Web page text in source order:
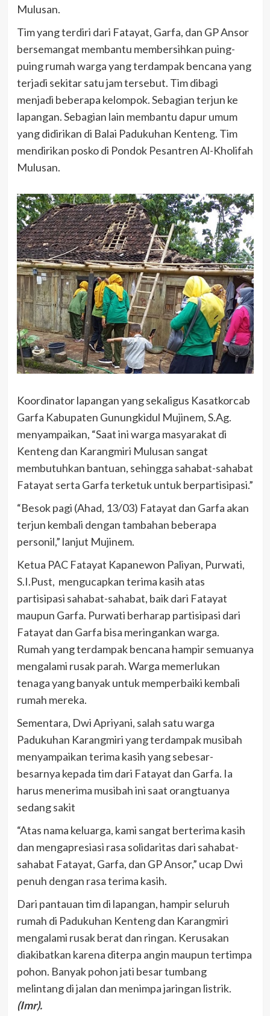
Mulusan.
Tim yang terdiri dari Fatayat, Garfa, dan GP Ansor
bersemangat membantu membersihkan puing-
puing rumah warga yang terdampak bencana yang
terjadi sekitar satu jam tersebut. Tim dibagi
menjadi beberapa kelompok. Sebagian terjun ke
lapangan. Sebagian lain membantu dapur umum
yang didirikan di Balai Padukuhan Kenteng. Tim
mendirikan posko di Pondok Pesantren Al-Kholifah
Mulusan.
Koordinator lapangan yang sekaligus Kasatkorcab
Garfa Kabupaten Gunungkidul Mujinem, S.Ag.
menyampaikan, “Saat ini warga masyarakat di
Kenteng dan Karangmiri Mulusan sangat
membutuhkan bantuan, sehingga sahabat-sahabat
Fatayat serta Garfa terketuk untuk berpartisipasi.”
“Besok pagi (Ahad, 13/03) Fatayat dan Garfa akan
terjun kembali dengan tambahan beberapa
personil,” lanjut Mujinem.
Ketua PAC Fatayat Kapanewon Paliyan, Purwati,
S.I.Pust, mengucapkan terima kasih atas
partisipasi sahabat-sahabat, baik dari Fatayat
maupun Garfa. Purwati berharap partisipasi dari
Fatayat dan Garfa bisa meringankan warga.
Rumah yang terdampak bencana hampir semuanya
mengalami rusak parah. Warga memerlukan
tenaga yang banyak untuk memperbaiki kembali
rumah mereka.
Sementara, Dwi Apriyani, salah satu warga
Padukuhan Karangmiri yang terdampak musibah
menyampaikan terima kasih yang sebesar-
besarnya kepada tim dari Fatayat dan Garfa. Ia
harus menerima musibah ini saat orangtuanya
sedang sakit
“Atas nama keluarga, kami sangat berterima kasih
dan mengapresiasi rasa solidaritas dari sahabat-
sahabat Fatayat, Garfa, dan GP Ansor,” ucap Dwi
penuh dengan rasa terima kasih.
Dari pantauan tim di lapangan, hampir seluruh
rumah di Padukuhan Kenteng dan Karangmiri
mengalami rusak berat dan ringan. Kerusakan
diakibatkan karena diterpa angin maupun tertimpa
pohon. Banyak pohon jati besar tumbang
melintang di jalan dan menimpa jaringan listrik.
(Imr).